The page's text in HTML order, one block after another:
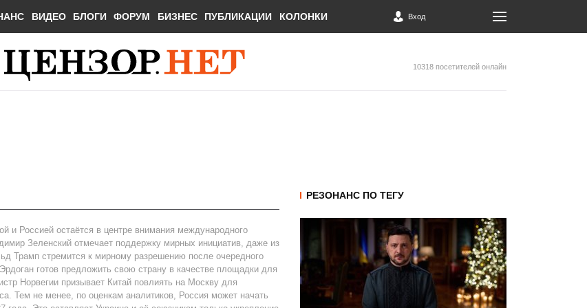
ВИДЕО БЛОГИ ФОРУМ БИЗНЕС ПУБЛИКАЦИИ КОЛОНКИ Вход
10318 посетителей онлайн
и Россией остаётся в центре внимания международного
Зеленский отмечает поддержку мирных инициатив, даже из
Трамп стремится к мирному разрешению после очередного
готов предложить свою страну в качестве площадки для
Норвегии призывает Китай повлиять на Москву для
Тем не менее, по оценкам аналитиков, Россия может начать
РЕЗОНАНС ПО ТЕГУ